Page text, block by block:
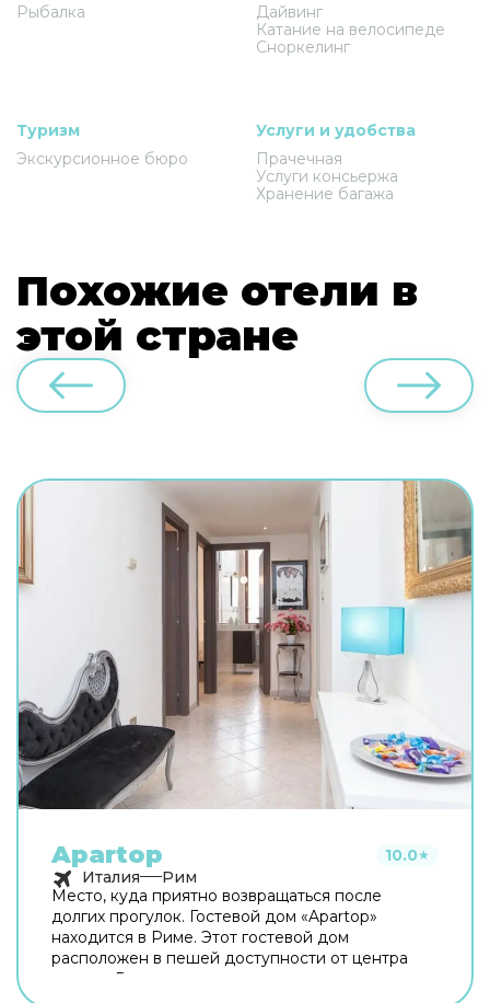
Рыбалка
Дайвинг
Катание на велосипеде
Сноркелинг
Туризм
Экскурсионное бюро
Услуги и удобства
Прачечная
Услуги консьержа
Хранение багажа
Похожие отели в
этой стране
Apartop 10.0★
Италия
Рим
Место, куда приятно возвращаться после
долгих прогулок. Гостевой дом «Apartop»
находится в Риме. Этот гостевой дом
расположен в пешей доступности от центра
города. Рядом с гостевым домом можно